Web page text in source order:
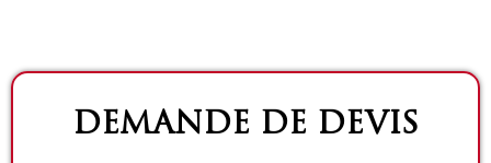
DEMANDE DE DEVIS